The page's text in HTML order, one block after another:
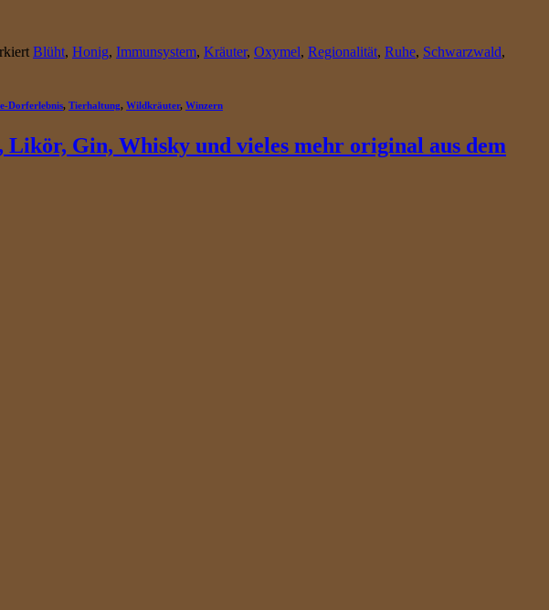
Blüht, Honig, Immunsystem, Kräuter, Oxymel, Regionalität, Ruhe, Schwarzwald,
Dorferlebnis, Tierhaltung, Wildkräuter, Winzern
Likör, Gin, Whisky und vieles mehr original aus dem